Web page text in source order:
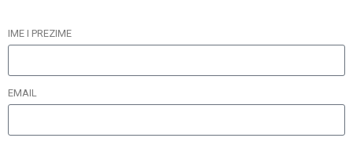
IME I PREZIME
EMAIL